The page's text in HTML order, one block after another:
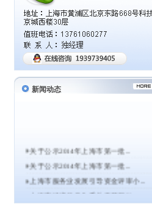
新闻动态
关于公示2014年上海市第一批...
关于公示2014年上海市第一批...
上海市服务业发展引导资金评审小...
上海市经济信息化委关于开展20...